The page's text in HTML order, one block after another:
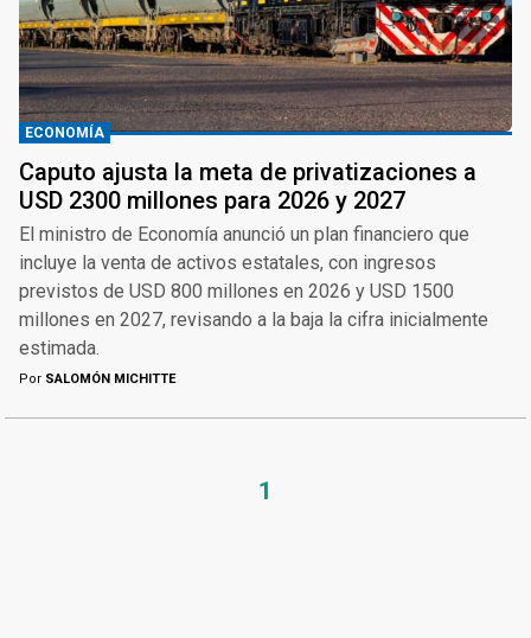
ECONOMÍA
Caputo ajusta la meta de privatizaciones a
USD 2300 millones para 2026 y 2027
El ministro de Economía anunció un plan financiero que
incluye la venta de activos estatales, con ingresos
previstos de USD 800 millones en 2026 y USD 1500
millones en 2027, revisando a la baja la cifra inicialmente
estimada.
Por SALOMÓN MICHITTE
1